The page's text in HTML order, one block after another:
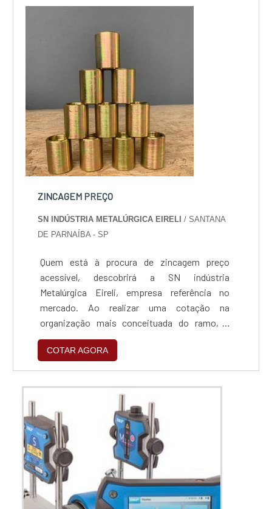
custo-benefício e um design completo de
ZINCAGEM PREÇO
SN INDÚSTRIA METALÚRGICA EIRELI/ SANTANA
DE PARNAÍBA - SP
Quem está à procura de zincagem preço
acessível, descobrirá a SN indústria
Metalúrgica Eireli, empresa referência no
mercado. Ao realizar uma cotação na
organização mais conceituada do ramo, o
cliente contará com serviços de excelência e o
suporte de especialistas para sanar eventuais
dúvidas.ZINCAGEM PREÇO JUSTO E
ACESSÍVELQuem procura por zincagem preço
acessível em uma empresa que preza pela
segurança, encontra na internet a SN indús...
COTAR AGORA